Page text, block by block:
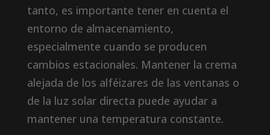
tanto, es importante tener en cuenta el
entorno de almacenamiento,
especialmente cuando se producen
cambios estacionales. Mantener la crema
alejada de los alféizares de las ventanas o
de la luz solar directa puede ayudar a
mantener una temperatura constante.